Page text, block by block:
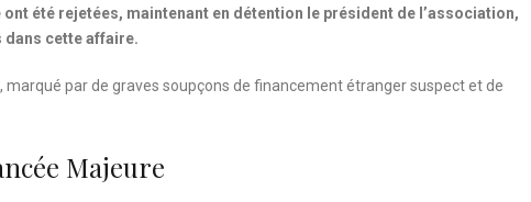
été rejetées, maintenant en détention le président de l’association,
dans cette affaire.
par de graves soupçons de financement étranger suspect et de
Majeure